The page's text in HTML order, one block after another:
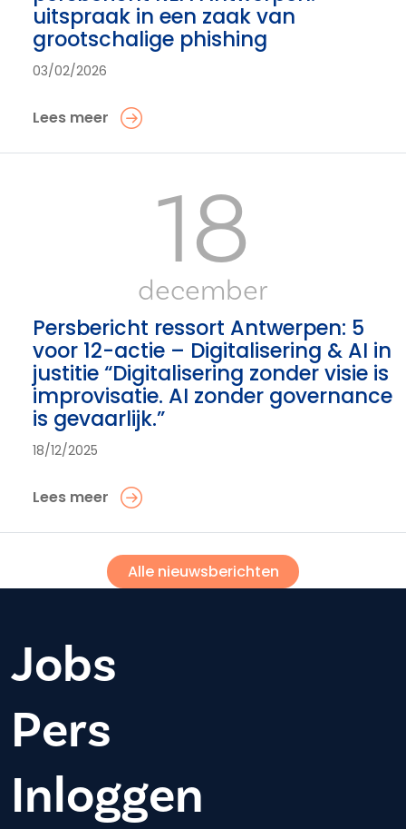
uitspraak in een zaak van
grootschalige phishing
03/02/2026
Lees meer
18
december
Persbericht ressort Antwerpen: 5
voor 12-actie – Digitalisering & AI in
justitie “Digitalisering zonder visie is
improvisatie. AI zonder governance
is gevaarlijk.”
18/12/2025
Lees meer
Alle nieuwsberichten
Jobs
Pers
Inloggen